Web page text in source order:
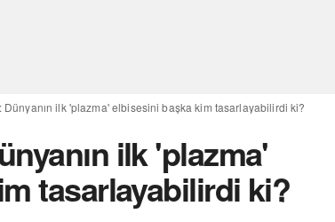
Dünyanın ilk 'plazma' elbisesini başka kim tasarlayabilirdi ki?
ilk 'plazma'
tasarlayabilirdi ki?